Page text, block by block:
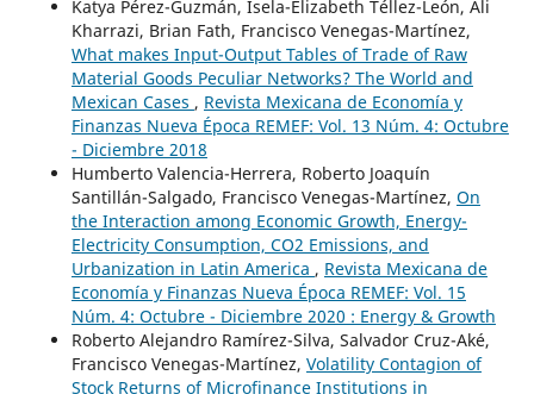
Katya Pérez-Guzmán, Isela-Elizabeth Téllez-León, Ali
Kharrazi, Brian Fath, Francisco Venegas-Martínez,
What makes Input-Output Tables of Trade of Raw
Material Goods Peculiar Networks? The World and
Mexican Cases , Revista Mexicana de Economía y
Finanzas Nueva Época REMEF: Vol. 13 Núm. 4: Octubre
- Diciembre 2018
Humberto Valencia-Herrera, Roberto Joaquín
Santillán-Salgado, Francisco Venegas-Martínez, On
the Interaction among Economic Growth, Energy-
Electricity Consumption, CO2 Emissions, and
Urbanization in Latin America , Revista Mexicana de
Economía y Finanzas Nueva Época REMEF: Vol. 15
Núm. 4: Octubre - Diciembre 2020 : Energy & Growth
Roberto Alejandro Ramírez-Silva, Salvador Cruz-Aké,
Francisco Venegas-Martínez, Volatility Contagion of
Stock Returns of Microfinance Institutions in